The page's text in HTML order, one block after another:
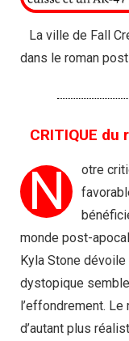
La ville de Fall
dans le roman
CRITIQUE
N otre
monde post-
Kyla Stone
dystopique
l’effondrement. Le
d’autant plus